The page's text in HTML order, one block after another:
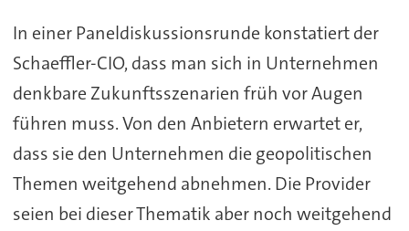
In einer Paneldiskussionsrunde konstatiert der
Schaeffler-CIO, dass man sich in Unternehmen
denkbare Zukunftsszenarien früh vor Augen
führen muss. Von den Anbietern erwartet er,
dass sie den Unternehmen die geopolitischen
Themen weitgehend abnehmen. Die Provider
seien bei dieser Thematik aber noch weitgehend